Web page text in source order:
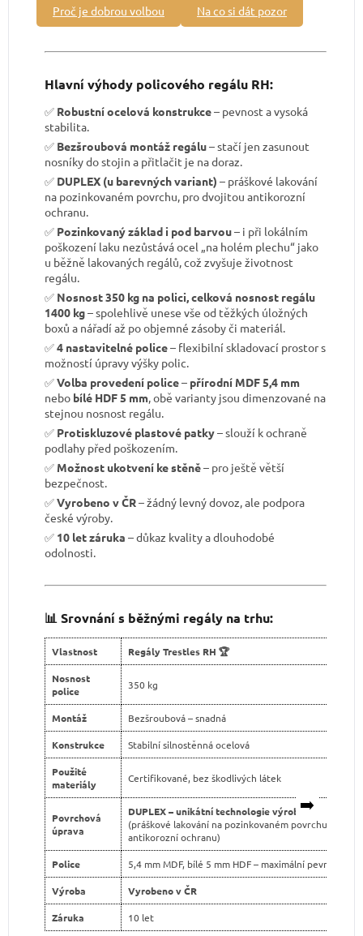
Proč je dobrou volbou Na co si dát pozor
Hlavní výhody policového regálu RH:
✅ Robustní ocelová konstrukce– pevnost a vysoká
stabilita.
✅ Bezšroubová montáž regálu– stačí jen zasunout
nosníky do stojin a přitlačit je na doraz.
✅ DUPLEX (u barevných variant) – práškové lakování
na pozinkovaném povrchu, pro dvojitou antikorozní
ochranu.
✅ Pozinkovaný základ i pod barvou– i při lokálním
poškození laku nezůstává ocel „na holém plechu“ jako
u běžně lakovaných regálů, což zvyšuje životnost
regálu.
✅ Nosnost 350 kg na polici, celková nosnost regálu
1400 kg– spolehlivě unese vše od těžkých úložných
boxů a nářadí až po objemné zásoby či materiál.
✅4 nastavitelné police– flexibilní skladovací prostor s
možností úpravy výšky polic.
✅Volba provedení police– přírodní MDF 5,4 mm
nebo bílé HDF 5 mm, obě varianty jsou dimenzované na
stejnou nosnost regálu.
✅ Protiskluzové plastové patky– slouží k ochraně
podlahy před poškozením.
✅ Možnost ukotvení ke stěně– pro ještě větší
bezpečnost.
✅Vyrobeno v ČR– žádný levný dovoz, ale podpora
české výroby.
✅ 10 let záruka – důkaz kvality a dlouhodobé
odolnosti.
📊 Srovnání s běžnými regály na trhu:
➡️
Vlastnost Regály Trestles RH 🏆
Nosnost
police
350 kg
Montáž Bezšroubová – snadná
Konstrukce Stabilní silnostěnná ocelová
Použité
materiály
Certifikované, bez škodlivých látek
Povrchová
úprava
DUPLEX – unikátní technologie výroby
(práškové lakování na pozinkovaném povrchu pro
antikorozní ochranu)
Police 5,4 mm MDF, bílé 5 mm HDF – maximální pevnost
Výroba Vyrobeno v ČR
Záruka 10 let